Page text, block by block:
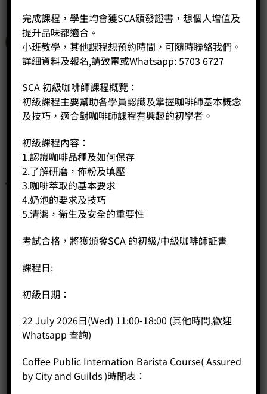
特價
was:
HK$6,700.00.
is:
HK$6,500.00.
- +
完成課程，學生均會獲SCA頒發證書，想個人增值及
提升品味都適合。
小班教學，其他課程想預約時間，可隨時聯絡我們。
詳細資料及報名,請致電或Whatsapp: 5703 6727
SCA 初級咖啡師課程概覽：
初級課程主要幫助各學員認識及掌握咖啡師基本概念
及技巧，適合對咖啡師課程有興趣的初學者。
初級課程內容：
1.認識咖啡品種及如何保存
2.了解研磨，佈粉及填壓
3.咖啡萃取的基本要求
4.奶泡的要求及技巧
5.清潔，衛生及安全的重要性
考試合格，將獲頒發SCA 的初級/中級咖啡師証書
課程日:
初級日期：
22 July 2026日(Wed) 11:00-18:00 (其他時間,歡迎
Whatsapp 查詢)
Coffee Public Internation Barista Course( Assured
by City and Guilds )時間表：